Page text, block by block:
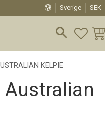
Sverige SEK
KELPIE
Australian